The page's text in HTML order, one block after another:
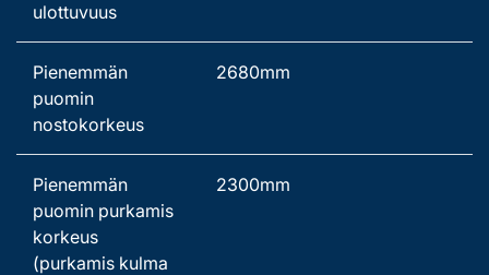
ulottuvuus
Pienemmän
puomin
nostokorkeus
2680mm
Pienemmän
puomin purkamis
korkeus
(purkamis kulma
2300mm